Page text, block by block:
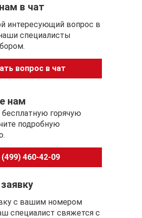
в чат
интересующий вопрос в
специалисты
вопрос в чат
нам
горячую
подробную
(499) 460-42-09
с вашим номером
специалист свяжется с